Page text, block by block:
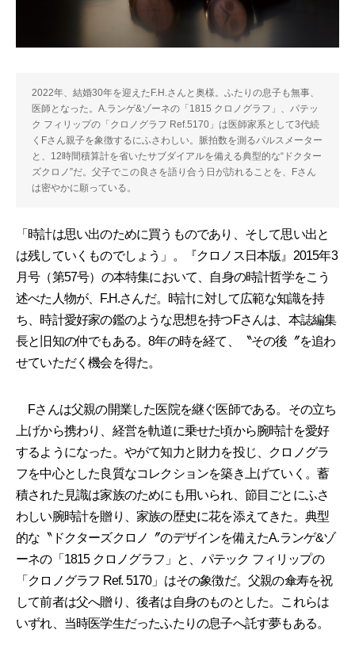
2022年、結婚30年を迎えたF.H.さんと奥様。ふたりの息子も無事、
医師となった。A.ランゲ&ゾーネの「1815 クロノグラフ」、パテッ
ク フィリップの「クロノグラフ Ref.5170」は医師家系として3代続
くFさん親子を象徴するにふさわしい。脈拍数を測るパルスメーター
と、12時間積算計を省いたサブダイアルを備える典型的な“ドクター
ズクロノ”だ。父子でこの良さを語り合う日が訪れることを、Fさん
は密やかに願っている。
「時計は思い出のために買うものであり、そして思い出と
は残していくものでしょう」。『クロノス日本版』2015年3
月号（第57号）の本特集において、自身の時計哲学をこう
述べた人物が、F.H.さんだ。時計に対して広範な知識を持
ち、時計愛好家の鑑のような思想を持つFさんは、本誌編集
長と旧知の仲でもある。8年の時を経て、〝その後〞を追わ
せていただく機会を得た。
Fさんは父親の開業した医院を継ぐ医師である。その立ち
上げから携わり、経営を軌道に乗せた頃から腕時計を愛好
するようになった。やがて知力と財力を投じ、クロノグラ
フを中心とした良質なコレクションを築き上げていく。蓄
積された見識は家族のためにも用いられ、節目ごとにふさ
わしい腕時計を贈り、家族の歴史に花を添えてきた。典型
的な〝ドクターズクロノ〞のデザインを備えたA.ランゲ&ゾ
ーネの「1815 クロノグラフ」と、パテック フィリップの
「クロノグラフ Ref. 5170」はその象徴だ。父親の傘寿を祝
して前者は父へ贈り、後者は自身のものとした。これらは
いずれ、当時医学生だったふたりの息子へ託す夢もある。